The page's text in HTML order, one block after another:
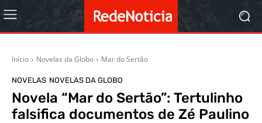
Início Novelas da Globo Mar do Sertão
NOVELAS NOVELAS DA GLOBO
Novela “Mar do Sertão”: Tertulinho
falsifica documentos de Zé Paulino